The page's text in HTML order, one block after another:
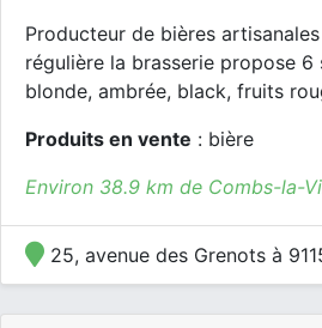
Producteur de bières
régulière la brasserie propose
blonde, ambrée, black, fruits
Produits en vente : bière
Environ 38.9 km de Combs-la-
25, avenue des Grenots à